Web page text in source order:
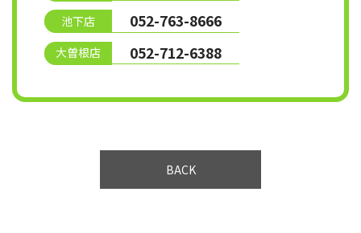
池下店 052-763-8666
大曽根店 052-712-6388
BACK